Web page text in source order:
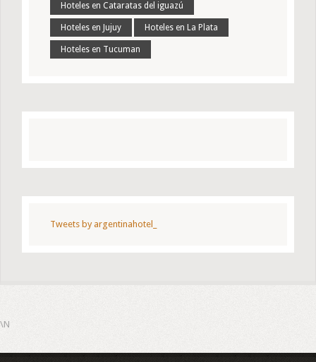
Hoteles en Cataratas del iguazú
Hoteles en Jujuy Hoteles en La Plata
Hoteles en Tucuman
Tweets by argentinahotel_
\N